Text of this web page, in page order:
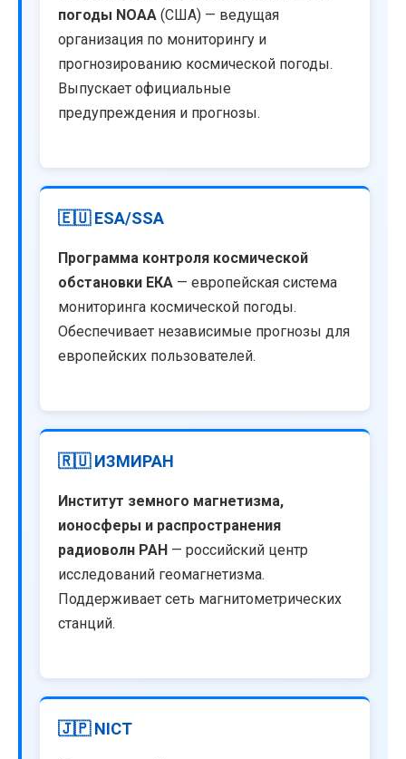
погоды NOAA (США) — ведущая
организация по мониторингу и
прогнозированию космической погоды.
Выпускает официальные
предупреждения и прогнозы.
🇪🇺 ESA/SSA
Программа контроля космической
обстановки ЕКА — европейская система
мониторинга космической погоды.
Обеспечивает независимые прогнозы для
европейских пользователей.
🇷🇺 ИЗМИРАН
Институт земного магнетизма,
ионосферы и распространения
радиоволн РАН — российский центр
исследований геомагнетизма.
Поддерживает сеть магнитометрических
станций.
🇯🇵 NICT